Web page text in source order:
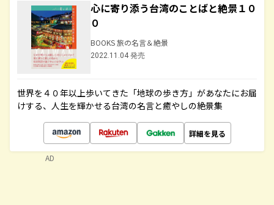
心に寄り添う台湾のことばと絶景１０
０
BOOKS 旅の名言＆絶景
2022.11.04 発売
世界を４０年以上歩いてきた「地球の歩き方」があなたにお届
けする、人生を輝かせる台湾の名言と癒やしの絶景集
詳細を見る
AD